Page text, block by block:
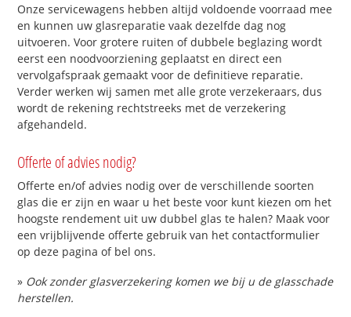
Onze servicewagens hebben altijd voldoende voorraad mee
en kunnen uw glasreparatie vaak dezelfde dag nog
uitvoeren. Voor grotere ruiten of dubbele beglazing wordt
eerst een noodvoorziening geplaatst en direct een
vervolgafspraak gemaakt voor de definitieve reparatie.
Verder werken wij samen met alle grote verzekeraars, dus
wordt de rekening rechtstreeks met de verzekering
afgehandeld.
Offerte of advies nodig?
Offerte en/of advies nodig over de verschillende soorten
glas die er zijn en waar u het beste voor kunt kiezen om het
hoogste rendement uit uw dubbel glas te halen? Maak voor
een vrijblijvende offerte gebruik van het contactformulier
op deze pagina of bel ons.
» Ook zonder glasverzekering komen we bij u de glasschade
herstellen.